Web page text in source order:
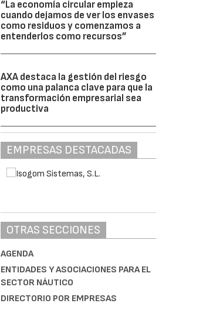
“La economía circular empieza
cuando dejamos de ver los envases
como residuos y comenzamos a
entenderlos como recursos”
AXA destaca la gestión del riesgo
como una palanca clave para que la
transformación empresarial sea
productiva
EMPRESAS DESTACADAS
OTRAS SECCIONES
AGENDA
ENTIDADES Y ASOCIACIONES PARA EL
SECTOR NÁUTICO
DIRECTORIO POR EMPRESAS